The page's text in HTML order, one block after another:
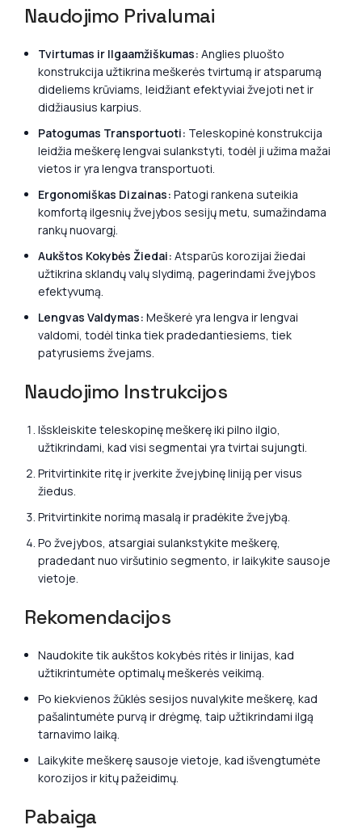
Naudojimo Privalumai
Tvirtumas ir Ilgaamžiškumas: Anglies pluošto
konstrukcija užtikrina meškerės tvirtumą ir atsparumą
dideliems krūviams, leidžiant efektyviai žvejoti net ir
didžiausius karpius.
Patogumas Transportuoti: Teleskopinė konstrukcija
leidžia meškerę lengvai sulankstyti, todėl ji užima mažai
vietos ir yra lengva transportuoti.
Ergonomiškas Dizainas: Patogi rankena suteikia
komfortą ilgesnių žvejybos sesijų metu, sumažindama
rankų nuovargį.
Aukštos Kokybės Žiedai: Atsparūs korozijai žiedai
užtikrina sklandų valų slydimą, pagerindami žvejybos
efektyvumą.
Lengvas Valdymas: Meškerė yra lengva ir lengvai
valdomi, todėl tinka tiek pradedantiesiems, tiek
patyrusiems žvejams.
Naudojimo Instrukcijos
Išskleiskite teleskopinę meškerę iki pilno ilgio,
užtikrindami, kad visi segmentai yra tvirtai sujungti.
Pritvirtinkite ritę ir įverkite žvejybinę liniją per visus
žiedus.
Pritvirtinkite norimą masalą ir pradėkite žvejybą.
Po žvejybos, atsargiai sulankstykite meškerę,
pradedant nuo viršutinio segmento, ir laikykite sausoje
vietoje.
Rekomendacijos
Naudokite tik aukštos kokybės ritės ir linijas, kad
užtikrintumėte optimalų meškerės veikimą.
Po kiekvienos žūklės sesijos nuvalykite meškerę, kad
pašalintumėte purvą ir drėgmę, taip užtikrindami ilgą
tarnavimo laiką.
Laikykite meškerę sausoje vietoje, kad išvengtumėte
korozijos ir kitų pažeidimų.
Pabaiga